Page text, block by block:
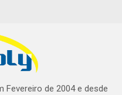
de 2004 e desde